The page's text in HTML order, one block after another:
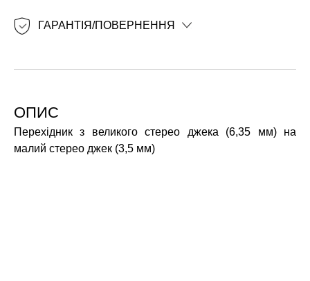
ГАРАНТІЯ/ПОВЕРНЕННЯ
ОПИС
Перехідник з великого стерео джека (6,35 мм) на
малий стерео джек (3,5 мм)